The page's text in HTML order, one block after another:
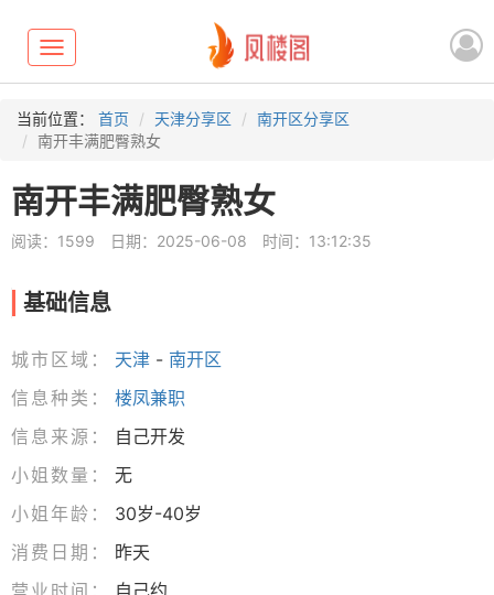
Toggle
navigation
当前位置： 首页 天津分享区
南开区分享区
南开丰满肥臀熟女
南开丰满肥臀熟女
阅读：1599 日期：2025-06-08 时间：13:12:35
基础信息
城市区域： 天津 - 南开区
信息种类：
楼凤兼职
信息来源：
自己开发
小姐数量：
无
小姐年龄：
30岁-40岁
消费日期：
昨天
营业时间：
自己约